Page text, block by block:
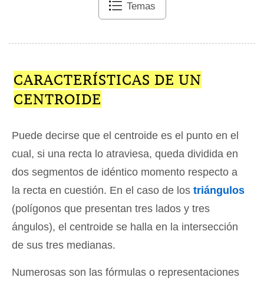
Temas
CARACTERÍSTICAS DE UN
CENTROIDE
Puede decirse que el centroide es el punto en el
cual, si una recta lo atraviesa, queda dividida en
dos segmentos de idéntico momento respecto a
la recta en cuestión. En el caso de los triángulos
(polígonos que presentan tres lados y tres
ángulos), el centroide se halla en la intersección
de sus tres medianas.
Numerosas son las fórmulas o representaciones